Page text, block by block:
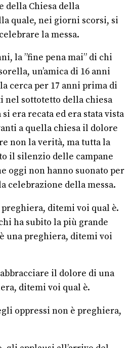
della Chiesa della
quale, nei giorni scorsi, si
la messa.
la ”fine pena mai” di chi
un’amica di 16 anni
cerca per 17 anni prima di
sottotetto della chiesa
era recata ed era stata vista
a quella chiesa il dolore
non la verità, ma tutta la
il silenzio delle campane
oggi non hanno suonato per
celebrazione della messa.
preghiera, ditemi voi qual è.
ha subito la più grande
una preghiera, ditemi voi
il dolore di una
ditemi voi qual è.
oppressi non è preghiera,